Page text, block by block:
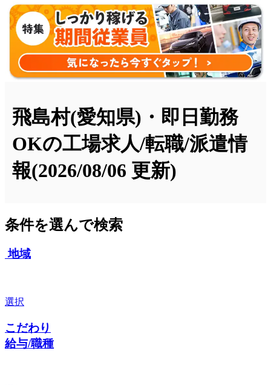
飛島村(愛知県)・即日勤務
OKの工場求人/転職/派遣情
報(2026/08/06 更新)
条件を選んで検索
地域
選択
こだわり
給与/職種